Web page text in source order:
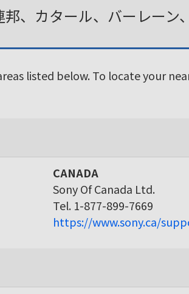
邦、カタール、バーレーン
listed below. To locate your
CANADA
Sony Of Canada Ltd.
Tel. 1-877-899-7669
https://www.sony.ca/